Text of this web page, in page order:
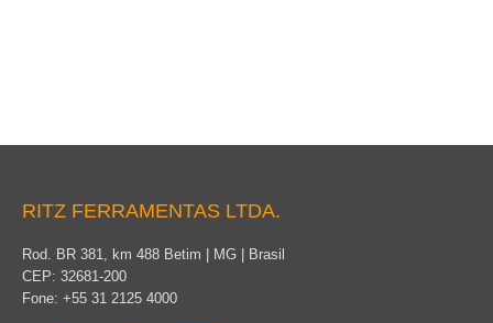
RITZ FERRAMENTAS LTDA.
Rod. BR 381, km 488 Betim | MG | Brasil
CEP: 32681-200
Fone: +55 31 2125 4000